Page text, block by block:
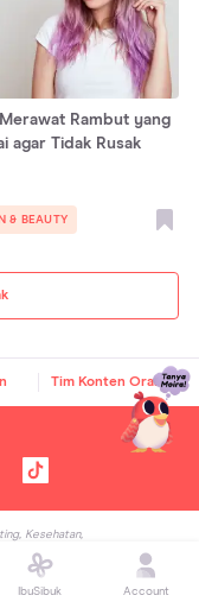
Rambut yang
agar Tidak Rusak
& BEAUTY
Tim Konten Orami
Kesehatan,
reserved.
IbuSibuk Account